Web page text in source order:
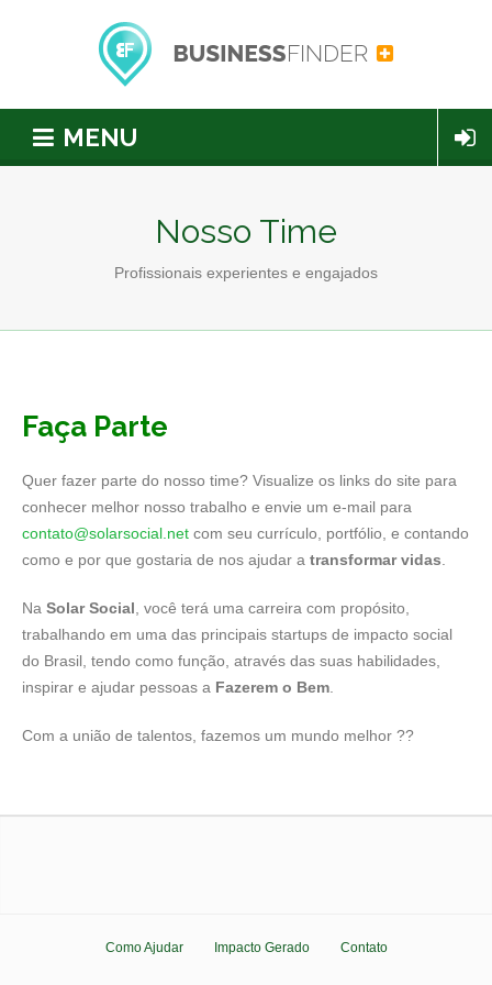
MENU
Nosso Time
Profissionais experientes e engajados
Faça Parte
Quer fazer parte do nosso time? Visualize os links do site para
conhecer melhor nosso trabalho e envie um e-mail para
contato@solarsocial.net com seu currículo, portfólio, e contando
como e por que gostaria de nos ajudar a transformar vidas
Na Solar Social , você terá uma carreira com propósito,
trabalhando em uma das principais startups de impacto social
do Brasil, tendo como função, através das suas habilidades,
inspirar e ajudar pessoas a Fazerem o Bem
Com a união de talentos, fazemos um mundo melhor ??
Como Ajudar Impacto Gerado Contato